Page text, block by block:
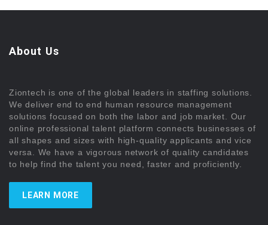
About Us
Ziontech is one of the global leaders in staffing solutions.
We deliver end to end human resource management
solutions focused on both the labor and job market. Our
online professional talent platform connects businesses of
all shapes and sizes with high-quality applicants and vice
versa. We have a vigorous network of quality candidates
to help find the talent you need, faster and proficiently.
LEARN MORE